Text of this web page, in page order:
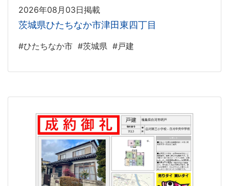
2026年08月03日掲載
茨城県ひたちなか市津田東四丁目
#ひたちなか市 #茨城県 #戸建